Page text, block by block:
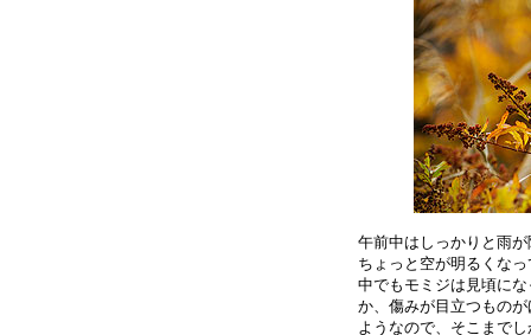
午前中はしっかりと雨
ちょっと空が明るくな
中でもモミジは見頃に
か、傷みが目立つもの
ようなので、そこまで